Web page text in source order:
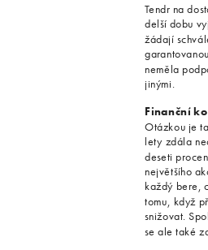
Tendr na
delší dobu
žádají
neměla
jinými.
Finanční
Otázkou je
lety zdála
deseti
největšího
každý bere,
tomu, když
snižovat.
se ale také